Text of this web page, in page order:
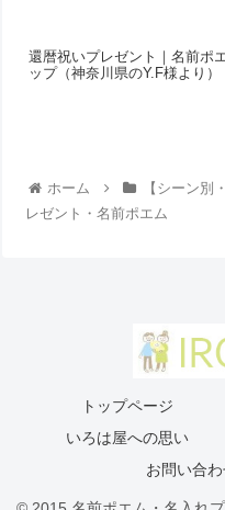
還暦祝いプレゼント｜名前ポ
ップ（神奈川県のY.F様より ）
ホーム 【シーン別
レゼント・名前ポエム
トップページ
いろは屋への思い
お問い合